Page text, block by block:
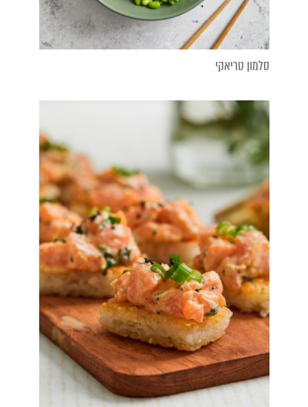
סלמון טריאקי